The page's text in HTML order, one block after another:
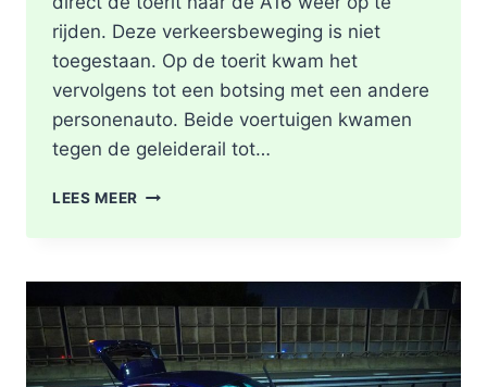
rijden. Deze verkeersbeweging is niet
toegestaan. Op de toerit kwam het
vervolgens tot een botsing met een andere
personenauto. Beide voertuigen kwamen
tegen de geleiderail tot…
LEES MEER GEWONDE
NA
ONGEVAL
TOERIT
A16
BERGSCHENHOEK